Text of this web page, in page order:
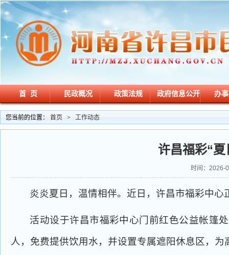
首 页 民政概况 政策法规 政府信息公开 办
您当前的位置： 首页 > 工作动态
许昌福彩“
时间：
炎炎夏日，温情相伴。近日，许昌市福彩中
活动设于许昌市福彩中心门前红色公益帐篷
人，免费提供饮用水，并设置专属遮阳休息区，